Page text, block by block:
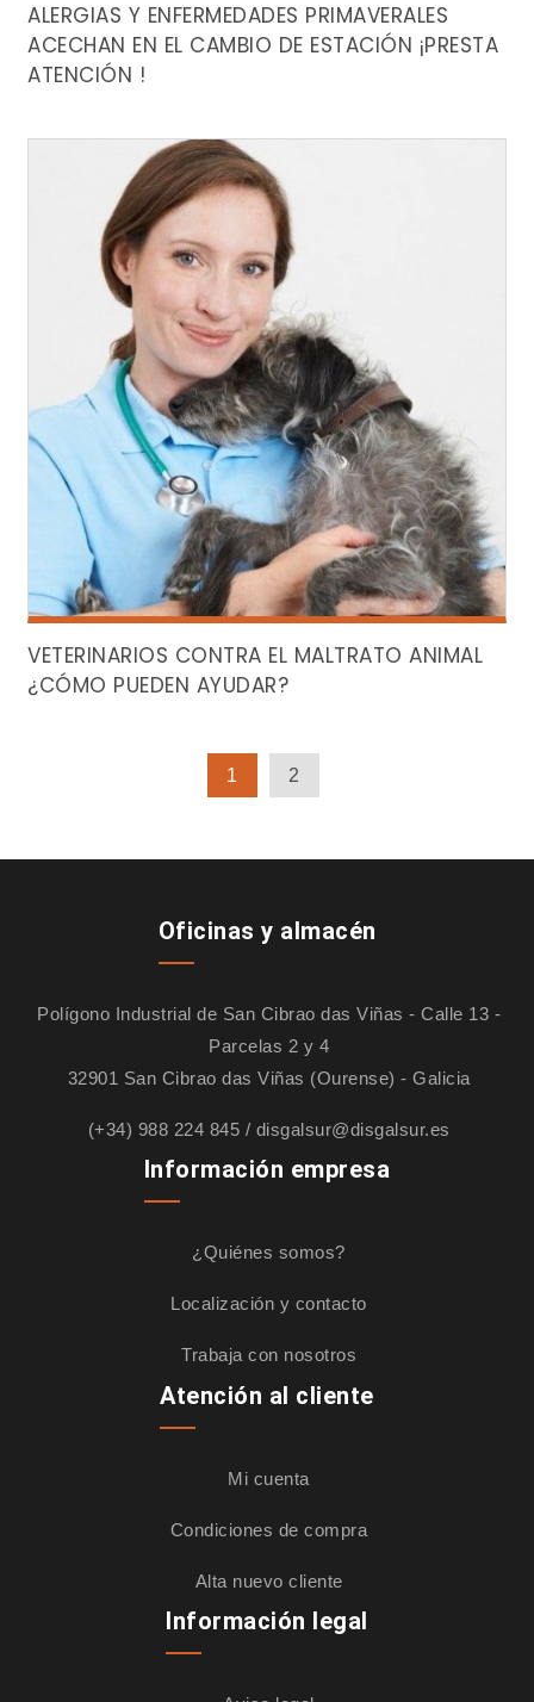
ALERGIAS Y ENFERMEDADES PRIMAVERALES
ACECHAN EN EL CAMBIO DE ESTACIÓN ¡PRESTA
ATENCIÓN !
VETERINARIOS CONTRA EL MALTRATO ANIMAL
¿CÓMO PUEDEN AYUDAR?
1 2
Oficinas y almacén
Polígono Industrial de San Cibrao das Viñas - Calle 13 -
Parcelas 2 y 4
32901 San Cibrao das Viñas (Ourense) - Galicia
(+34) 988 224 845 / disgalsur@disgalsur.es
Información empresa
¿Quiénes somos?
Localización y contacto
Trabaja con nosotros
Atención al cliente
Mi cuenta
Condiciones de compra
Alta nuevo cliente
Información legal